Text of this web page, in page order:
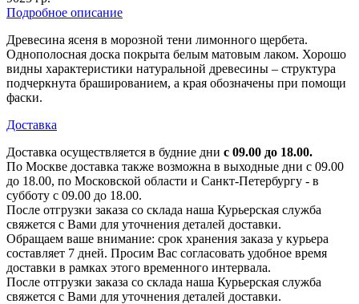
Подробное описание
Древесина ясеня в морозной тени лимонного щербета.
Однополосная доска покрыта белым матовым лаком. Хорошо
видны характеристики натуральной древесины – структура
подчеркнута брашированием, а края обозначены при помощи
фаски.
Доставка
Доставка осуществляется в будние дни с 09.00 до 18.00.
По Москве доставка также возможна в выходные дни с 09.00
до 18.00, по Московской области и Санкт-Петербургу - в
субботу с 09.00 до 18.00.
После отгрузки заказа со склада наша Курьерская служба
свяжется с Вами для уточнения деталей доставки.
Обращаем ваше внимание: срок хранения заказа у курьера
составляет 7 дней. Просим Вас согласовать удобное время
доставки в рамках этого временного интервала.
После отгрузки заказа со склада наша Курьерская служба
свяжется с Вами для уточнения деталей доставки.